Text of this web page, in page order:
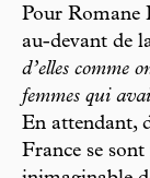
Pour Romane
au-devant de
d’elles comme
femmes qui
En attendant,
France se